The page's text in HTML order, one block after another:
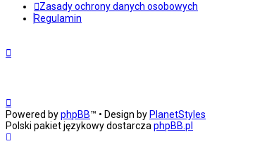
Zasady ochrony danych osobowych
Regulamin
Powered byphpBB™ • Design by PlanetStyles
Polski pakiet językowy dostarczaphpBB.pl